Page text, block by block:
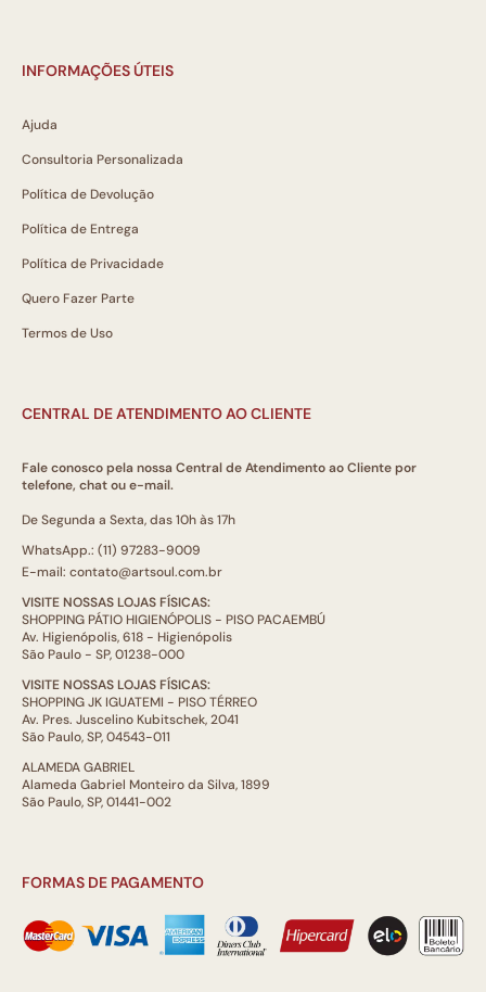
INFORMAÇÕES ÚTEIS
Ajuda
Consultoria Personalizada
Política de Devolução
Política de Entrega
Política de Privacidade
Quero Fazer Parte
Termos de Uso
CENTRAL DE ATENDIMENTO AO CLIENTE
Fale conosco pela nossa Central de Atendimento ao Cliente por
telefone, chat ou e-mail.
De Segunda a Sexta, das 10h às 17h
WhatsApp.: (11) 97283-9009
E-mail: contato@artsoul.com.br
VISITE NOSSAS LOJAS FÍSICAS:
SHOPPING PÁTIO HIGIENÓPOLIS - PISO PACAEMBÚ
Av. Higienópolis, 618 - Higienópolis
São Paulo - SP, 01238-000
VISITE NOSSAS LOJAS FÍSICAS:
SHOPPING JK IGUATEMI - PISO TÉRREO
Av. Pres. Juscelino Kubitschek, 2041
São Paulo, SP, 04543-011
ALAMEDA GABRIEL
Alameda Gabriel Monteiro da Silva, 1899
São Paulo, SP, 01441-002
FORMAS DE PAGAMENTO